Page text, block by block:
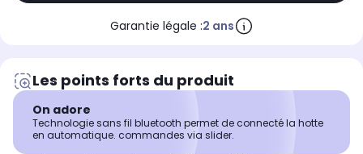
Garantie légale :2 ans
Les points forts du produit
On adore
Technologie sans fil bluetooth permet de connecté la hotte
en automatique. commandes via slider.